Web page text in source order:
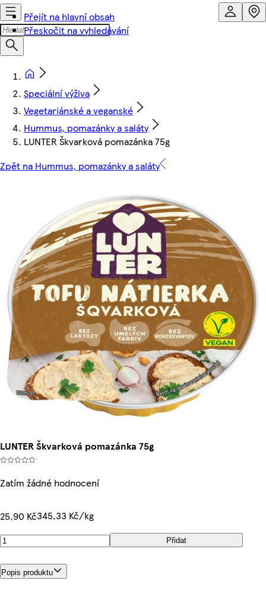
Přejít na hlavní obsah
Přeskočit na vyhledávání
Speciální výživa
Vegetariánské a veganské
Hummus, pomazánky a saláty
LUNTER Škvarková pomazánka 75g
Zpět na Hummus, pomazánky a saláty
LUNTER Škvarková pomazánka 75g
Zatím žádné hodnocení
25,90 Kč345,33 Kč/kg
Přidat
Popis produktu